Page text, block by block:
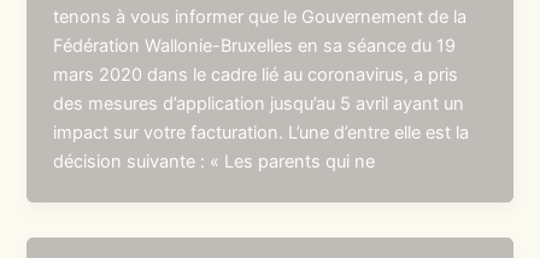
tenons à vous informer que le Gouvernement de la
Fédération Wallonie-Bruxelles en sa séance du 19
mars 2020 dans le cadre lié au coronavirus, a pris
des mesures d’application jusqu’au 5 avril ayant un
impact sur votre facturation. L’une d’entre elle est la
décision suivante : « Les parents qui ne